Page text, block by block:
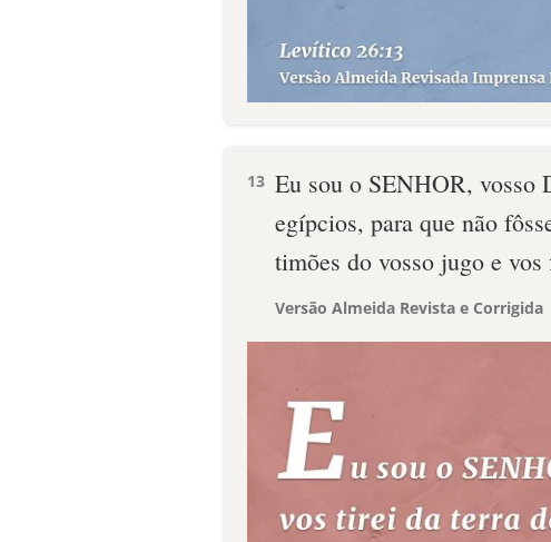
13 Eu sou o SENHOR, vosso
egípcios, para que não
timões do vosso jugo e
Versão Almeida Revista e Corrigida